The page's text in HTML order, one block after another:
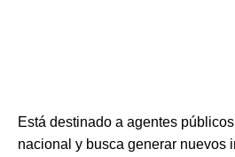
Está destinado a agentes
nacional y busca generar nuevos